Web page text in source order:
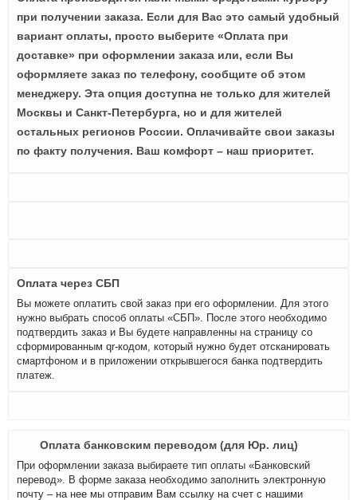
при получении заказа. Если для Вас это самый удобный
вариант оплаты, просто выберите «Оплата при
доставке» при оформлении заказа или, если Вы
оформляете заказ по телефону, сообщите об этом
менеджеру. Эта опция доступна не только для жителей
Москвы и Санкт-Петербурга, но и для жителей
остальных регионов России. Оплачивайте свои заказы
по факту получения. Ваш комфорт – наш приоритет.
Оплата через СБП
Вы можете оплатить свой заказ при его оформлении. Для этого
нужно выбрать способ оплаты «СБП». После этого необходимо
подтвердить заказ и Вы будете направленны на страницу со
сформированным qr-кодом, который нужно будет отсканировать
смартфоном и в приложении открывшегося банка подтвердить
платеж.
Оплата банковским переводом (для Юр. лиц)
При оформлении заказа выбираете тип оплаты «Банковский
перевод». В форме заказа необходимо заполнить электронную
почту – на нее мы отправим Вам ссылку на счет с нашими